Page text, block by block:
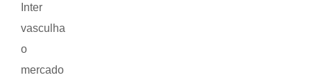
Inter
vasculha
o
mercado